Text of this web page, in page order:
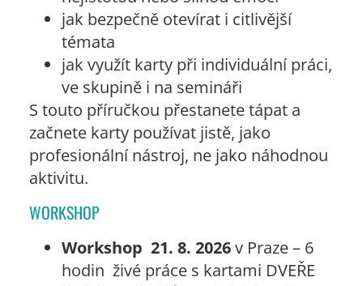
jak bezpečně otevírat i citlivější
témata
jak využít karty při individuální práci,
ve skupině i na semináři
S touto příručkou přestanete tápat a
začnete karty používat jistě, jako
profesionální nástroj, ne jako náhodnou
aktivitu.
WORKSHOP
Workshop 21. 8. 2026v Praze – 6
hodin živé práce s kartami DVEŘE